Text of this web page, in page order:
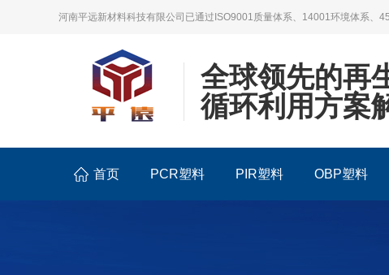
河南平远新材料科技有限公司已通过ISO9001质量体系、14001环境体系、
全球领先的再
循环利用方案
首页 PCR塑料 PIR塑料 OBP塑料